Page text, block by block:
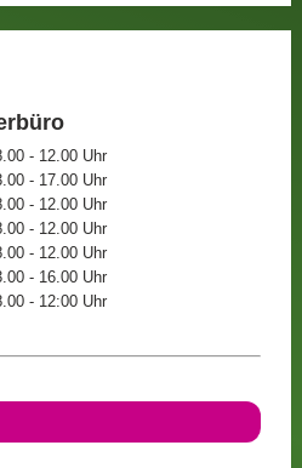
- 12.00 Uhr
- 17.00 Uhr
- 12.00 Uhr
- 12.00 Uhr
- 12.00 Uhr
- 16.00 Uhr
- 12:00 Uhr